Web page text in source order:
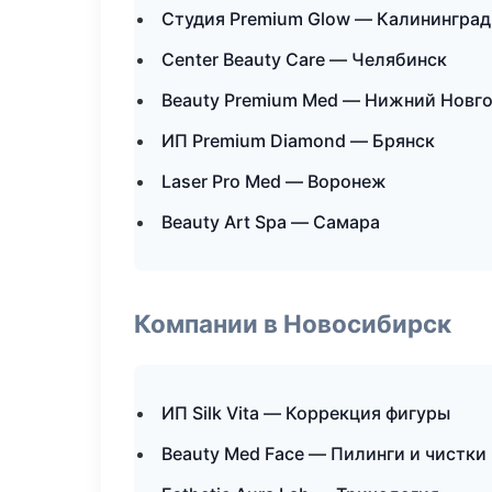
Студия Premium Glow — Калининград
Center Beauty Care — Челябинск
Beauty Premium Med — Нижний
ИП Premium Diamond — Брянск
Laser Pro Med — Воронеж
Beauty Art Spa — Самара
Компании в Новосибирск
ИП Silk Vita — Коррекция фигуры
Beauty Med Face — Пилинги и чистки